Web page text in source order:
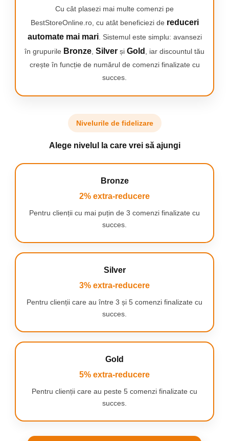
TV, Audio-Video & Foto
Accesorii foto & video
Binocluri
Casti Wireless
Videoproiectoare
Cu cât plasezi mai multe comenzi pe
BestStoreOnline.ro, cu atât beneficiezi de reduceri
automate mai mari. Sistemul este simplu: avansezi
în grupurile Bronze Silver și Gold
, iar discountul tău
crește în funcție de numărul de comenzi finalizate cu
succes.
Nivelurile de fidelizare
Alege nivelul la care vrei să ajungi
Bronze
2% extra-reducere
Pentru clienții cu mai puțin de 3 comenzi finalizate cu
succes.
Silver
3% extra-reducere
Pentru clienții care au între 3 și 5 comenzi finalizate cu
succes.
Gold
5% extra-reducere
Pentru clienții care au peste 5 comenzi finalizate cu
succes.